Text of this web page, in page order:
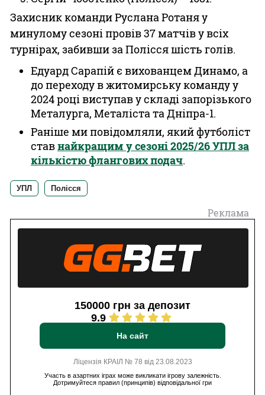
Захисник команди Руслана Ротаня у
минулому сезоні провів 37 матчів у всіх
турнірах, забивши за Полісся шість голів.
Едуард Сарапій є вихованцем Динамо, а
до переходу в житомирську команду у
2024 році виступав у складі запорізького
Металурга, Металіста та Дніпра-1.
Раніше ми повідомляли, який футболіст
ставнайкращим у сезоні 2025/26 УПЛ за
кількістю флангових подач.
УПЛ Полісся
Реклама
150000 грн за депозит
9.9
На сайт
Ліцензія КРАІЛ № 78 від 23.08.2023
Участь в азартних іграх може викликати ігрову залежність.
Дотримуйтеся правил (принципів) відповідальної гри